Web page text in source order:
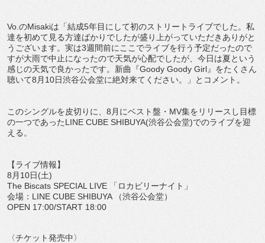
Vo. のMisakiは「結成5年目にして初のストリートライブでした。 私
達を初めて見る方達ばかりでしたが盛り上がっていただきありがと
うございます。実は3週間前にここでライブを行う予定だったので
すが大雨で中止になったので天気が心配でしたが、 今日は夏という
感じの天気で良かったです。新曲『Goody Goody Girl』をたくさん
聴いて8 月 10日渋谷公会堂に絶対来てください。」とコメント。
このシングルを皮切りに、 8月にベスト盤・ MV集をリリースし目標
の一つであったLINE CUBE SHIBUYA(渋谷公会堂)でのライブを迎
える。
【ライブ情報】
8 月 10日(土)
The Biscats SPECIAL LIVE
「ロカビリーナイト」
会場： LINE CUBE SHIBUYA
（渋谷公会堂）
OPEN 17:00/START 18:00
〈チケット発売中〉